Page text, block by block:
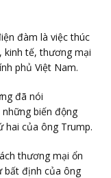
đàm là việc thúc
kinh tế, thương mại
phủ Việt Nam.
đã nói
biến động
hai của ông Trump.
thương mại ổn
bất định của ông